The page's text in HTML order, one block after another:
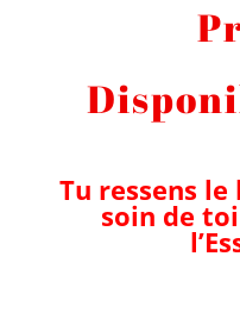
Tu ressens
soin de